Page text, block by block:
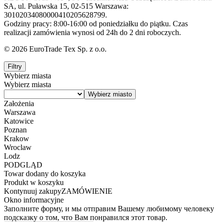
SA, ul. Puławska 15, 02-515 Warszawa:
30102034080000410205628799.
Godziny pracy: 8:00-16:00 od poniedziałku do piątku. Czas
realizacji zamówienia wynosi od 24h do 2 dni roboczych.
© 2026 EuroTrade Tex Sp. z o.o.
Filtry
Wybierz miasta
Wybierz miasta
Założenia
Warszawa
Katowice
Poznan
Krakow
Wroclaw
Lodz
PODGLĄD
Towar dodany do koszyka
Produkt w koszyku
Kontynuuj zakupyZAMÓWIENIE
Okno informacyjne
Заполните форму, и мы отправим Вашему любимому человеку
подсказку о том, что Вам понравился этот товар.